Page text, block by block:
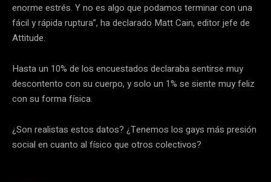
enorme estrés. Y no es algo que podamos terminar con una
fácil y rápida ruptura”, ha declarado Matt Cain, editor jefe de
Attitude.
Hasta un 10% de los encuestados declaraba sentirse muy
descontento con su cuerpo, y solo un 1% se siente muy feliz
con su forma física.
¿Son realistas estos datos? ¿Tenemos los gays más presión
social en cuanto al físico que otros colectivos?